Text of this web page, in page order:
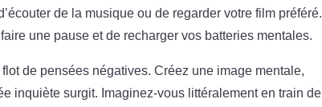
de la musique ou de regarder votre film préféré.
une pause et de recharger vos batteries mentales.
de pensées négatives. Créez une image mentale,
inquiète surgit. Imaginez-vous littéralement en train